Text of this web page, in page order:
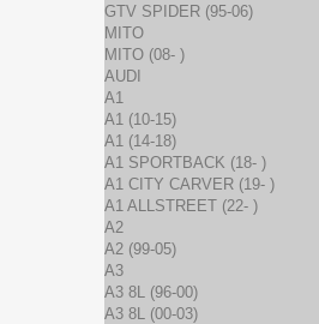
GTV SPIDER (95-06)
MITO
MITO (08- )
AUDI
A1
A1 (10-15)
A1 (14-18)
A1 SPORTBACK (18- )
A1 CITY CARVER (19- )
A1 ALLSTREET (22- )
A2
A2 (99-05)
A3
A3 8L (96-00)
A3 8L (00-03)